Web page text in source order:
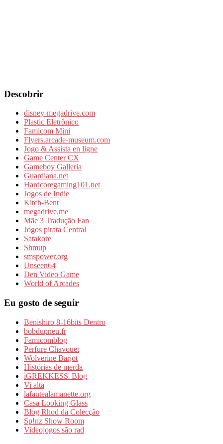
Descobrir
disney-megadrive.com
Plastic Eletrônico
Famicom Mini
Flyers.arcade-museum.com
Jogo & Assista en ligne
Game Center CX
Gameboy Galleria
Guardiana.net
Hardcoregaming101.net
Jogos de Indie
Kitch-Bent
megadrive.me
Mãe 3 Tradução Fan
Jogos pirata Central
Satakore
Shmup
smspower.org
Unseen64
Den Video Game
World of Arcades
Eu gosto de seguir
Benishiro 8-16bits Dentro
bobdupneu.fr
Famicomblog
Perfure Chavouet
Wolverine Barjot
Histórias de merda
iGREKKESS' Blog
Vi alta
lafautealamanette.org
Casa Looking Glass
Blog Rhod da Colecção
Sp!nz Show Room
Videojogos são rad